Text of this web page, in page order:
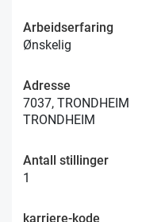
Arbeidserfaring
Ønskelig
Adresse
7037, TRONDHEIM
TRONDHEIM
Antall stillinger
1
karriere-kode